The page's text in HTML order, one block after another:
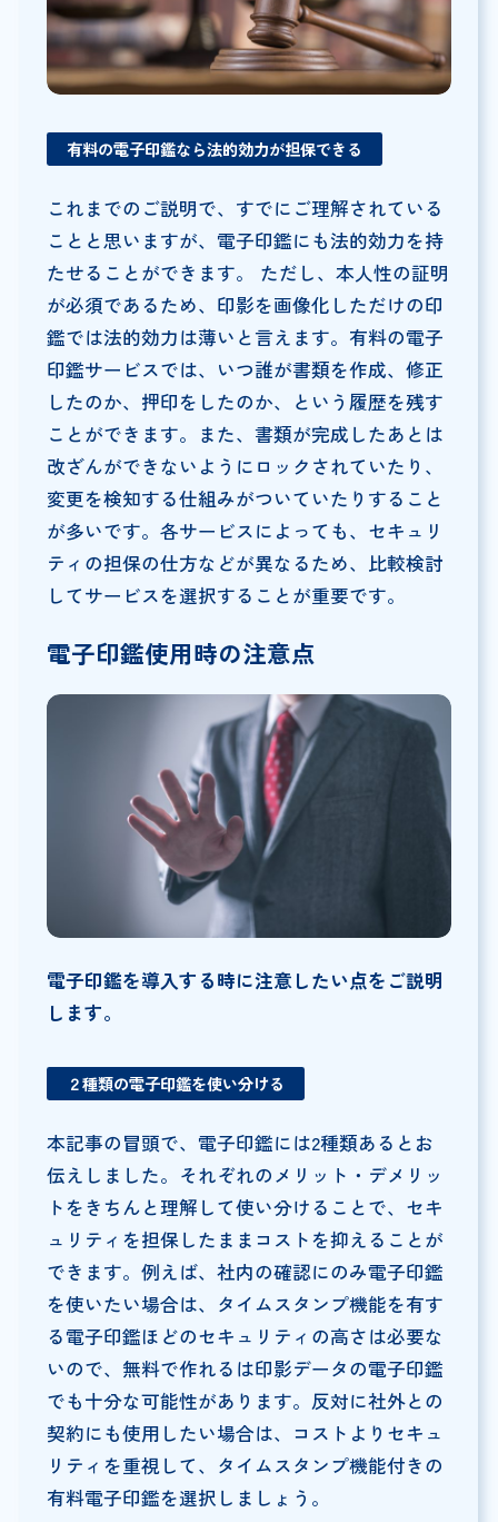
有料の電子印鑑なら法的効力が担保できる
これまでのご説明で、すでにご理解されている
ことと思いますが、電子印鑑にも法的効力を持
たせることができます。 ただし、本人性の証明
が必須であるため、印影を画像化しただけの印
鑑では法的効力は薄いと言えます。有料の電子
印鑑サービスでは、いつ誰が書類を作成、修正
したのか、押印をしたのか、という履歴を残す
ことができます。また、書類が完成したあとは
改ざんができないようにロックされていたり、
変更を検知する仕組みがついていたりすること
が多いです。各サービスによっても、セキュリ
ティの担保の仕方などが異なるため、比較検討
してサービスを選択することが重要です。
電子印鑑使用時の注意点
電子印鑑を導入する時に注意したい点をご説明
します。
２種類の電子印鑑を使い分ける
本記事の冒頭で、電子印鑑には2種類あるとお
伝えしました。それぞれのメリット・デメリッ
トをきちんと理解して使い分けることで、セキ
ュリティを担保したままコストを抑えることが
できます。例えば、社内の確認にのみ電子印鑑
を使いたい場合は、タイムスタンプ機能を有す
る電子印鑑ほどのセキュリティの高さは必要な
いので、無料で作れるは印影データの電子印鑑
でも十分な可能性があります。反対に社外との
契約にも使用したい場合は、コストよりセキュ
リティを重視して、タイムスタンプ機能付きの
有料電子印鑑を選択しましょう。